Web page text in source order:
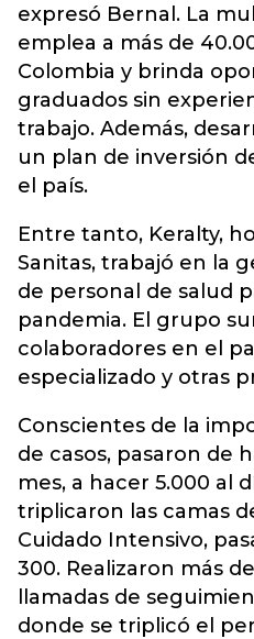
expresó Bernal. La
emplea a más de
Colombia y brinda
graduados sin
trabajo. Además,
un plan de inversión
el país.
Entre tanto, Keralty,
Sanitas, trabajó en la
de personal de salud
pandemia. El grupo
colaboradores en el
especializado y otras
Conscientes de la
de casos, pasaron de
mes, a hacer 5.000 al
triplicaron las camas
Cuidado Intensivo,
300. Realizaron más
llamadas de
donde se triplicó el